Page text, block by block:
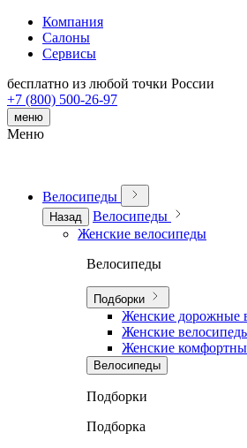
Компания
Салоны
Сервисы
бесплатно из любой точки России
+7 (800) 500-26-97
меню
Меню
Велосипеды
Назад
Велосипеды
Женские велосипеды
Велосипеды
Подборки
Женские дорожные
Женские
Женские
Велосипеды
Подборки
Подборка